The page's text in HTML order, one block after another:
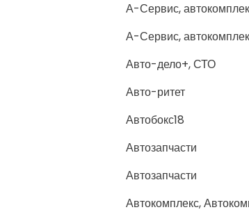
А-Сервис,
А-Сервис,
Авто-дело+, СТО
Авто-ритет
Автобокс18
Автозапчасти
Автозапчасти
Автокомплекс,